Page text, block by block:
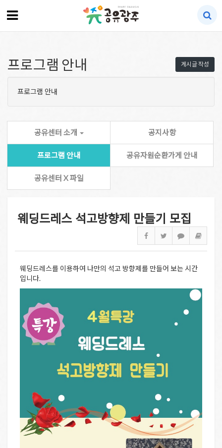
게시글 작성
프로그램 안내
프로그램 안내
공유센터 소개 공지사항
프로그램 안내 공유자원순환가게 안내
공유센터 X 파일
웨딩드레스 석고방향제 만들기 모집
웨딩드레스를 이용하여 나만의 석고 방향제를 만들어 보는 시간
입니다.